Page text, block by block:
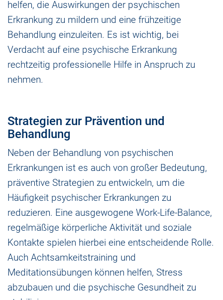
helfen, die Auswirkungen der psychischen
Erkrankung zu mildern und eine frühzeitige
Behandlung einzuleiten. Es ist wichtig, bei
Verdacht auf eine psychische Erkrankung
rechtzeitig professionelle Hilfe in Anspruch zu
nehmen.
Strategien zur Prävention und
Behandlung
Neben der Behandlung von psychischen
Erkrankungen ist es auch von großer Bedeutung,
präventive Strategien zu entwickeln, um die
Häufigkeit psychischer Erkrankungen zu
reduzieren. Eine ausgewogene Work-Life-Balance,
regelmäßige körperliche Aktivität und soziale
Kontakte spielen hierbei eine entscheidende Rolle.
Auch Achtsamkeitstraining und
Meditationsübungen können helfen, Stress
abzubauen und die psychische Gesundheit zu